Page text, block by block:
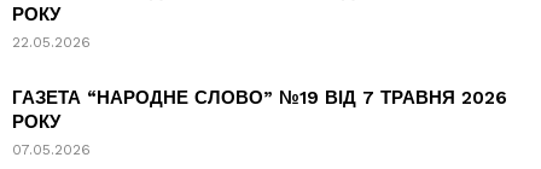
РОКУ
22.05.2026
ГАЗЕТА “НАРОДНЕ СЛОВО” №19 ВІД 7 ТРАВНЯ 2026
РОКУ
07.05.2026